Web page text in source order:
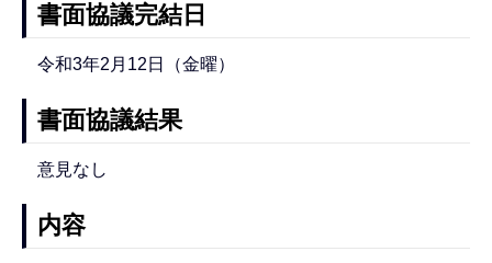
書面協議完結日
令和3年2月12日（金曜）
書面協議結果
意見なし
内容